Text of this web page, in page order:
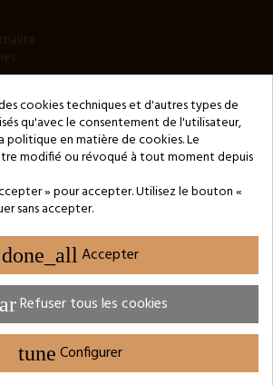
3Enne s.r.l.s. P.IVA/C.F.: 13466181008
REA : RM-1449325 - Registre du
Commerce de Rome
by M.Borzacchini - TestSide
PARAMÈTRES DES COOKIES
cookies techniques et d'autres types de
qu'avec le consentement de l'utilisateur,
politique en matière de cookies. Le
modifié ou révoqué à tout moment depuis
» pour accepter. Utilisez le bouton «
sans accepter.
done_all Accepter
Refuser tous les cookies
tuneConfigurer